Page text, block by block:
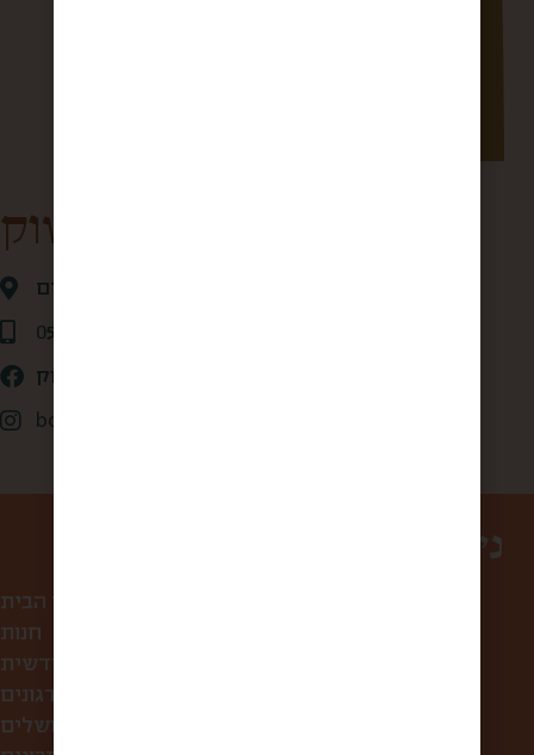
קופסא מהשוק
0507875684
קופסא מהשוק
box_from_jerusalem
ניווט באתר
עמוד הבית
חנות
קופסת הפתעה חודשית
לחברות ולארגונים
סיורי אוכל בירושלים